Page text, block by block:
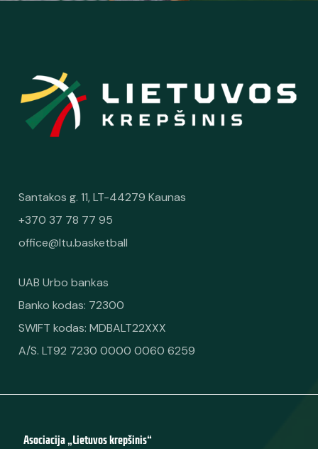
Santakos g. 11, LT-44279 Kaunas
+370 37 78 77 95
office@ltu.basketball
UAB Urbo bankas
Banko kodas: 72300
SWIFT kodas: MDBALT22XXX
A/S. LT92 7230 0000 0060 6259
Asociacija „Lietuvos krepšinis“